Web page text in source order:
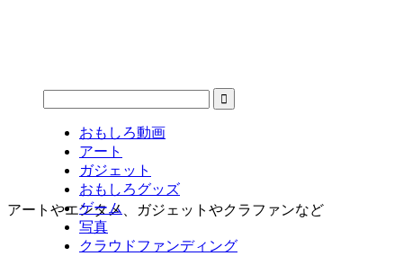
アートやエンタメ、ガジェットやクラファンなど
おもしろ動画
アート
ガジェット
おもしろグッズ
ゲーム
写真
クラウドファンディング